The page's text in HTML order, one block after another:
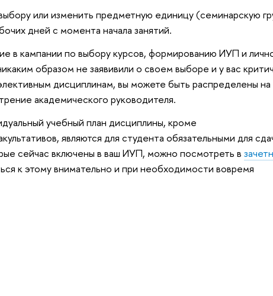
или изменить предметную единицу (семинарскую
дней с момента начала занятий.
в кампании по выбору курсов, формированию ИУП и
образом не заявивили о своем выборе и у вас
дисциплинам, вы можете быть распределены на
академического руководителя.
учебный план дисциплины, кроме
являются для студента обязательными для
сейчас включены в ваш ИУП, можно посмотреть в
к этому внимательно и при необходимости вовремя